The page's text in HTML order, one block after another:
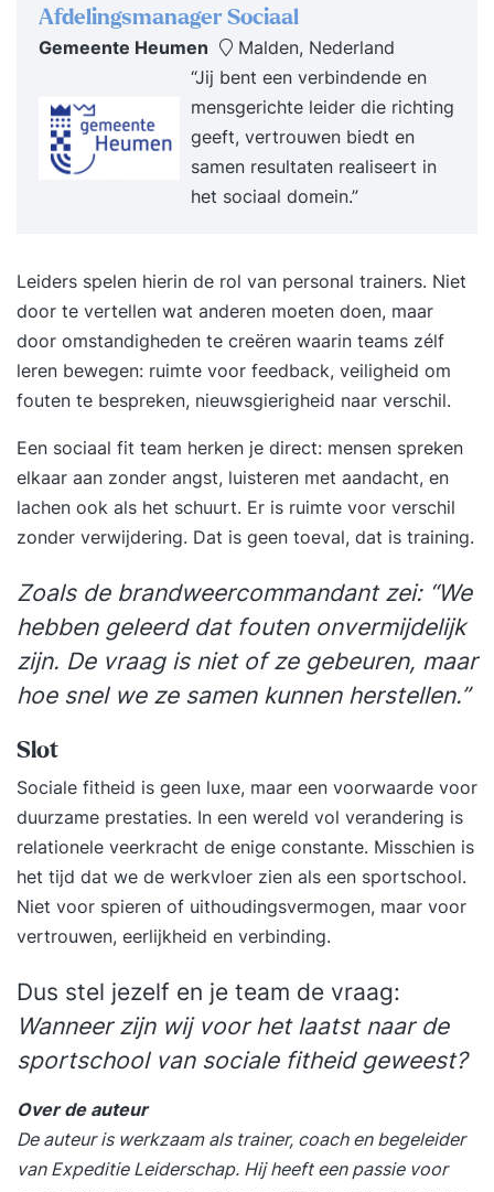
programma vinden samen met informatie over
ons, onze werkwijze en referenties. TrainingKorte
sessies die praktisch ingesteld zijn. Bij jou op
locatie of bij ons, wat jij het prettigst vindt. Van
het drielandenpunt tot Terschelling. SupportNa
de training blijft Supertrainer voor je klaarstaan.
Je krijgt een hand-out en persoonlijk actieplan.
ons altijd bellen. Ook bellen wij jou zo nu en dan
eens op om te vragen hoe het gaat. We willen
namelijk dat je blijvend tevreden bent met de
training. Vragen aan Supertrainer?Heb je een
vraag die nog niet is beantwoord? Vraag dan de
gratis brochure aan. Zo kunnen we contact met je
opnemen en je verder helpen. Hopelijk tot snel!
Afdelingsmanager Sociaal
Gemeente Heumen
Malden, Nederland
“Jij bent een verbindende en
mensgerichte leider die richting
geeft, vertrouwen biedt en
samen resultaten realiseert in
het sociaal domein.”
Leiders spelen hierin de rol van personal trainers. Niet
door te vertellen wat anderen moeten doen, maar
door omstandigheden te creëren waarin teams zélf
leren bewegen: ruimte voor feedback, veiligheid om
fouten te bespreken, nieuwsgierigheid naar verschil.
Een sociaal fit team herken je direct: mensen spreken
elkaar aan zonder angst, luisteren met aandacht, en
lachen ook als het schuurt. Er is ruimte voor verschil
zonder verwijdering. Dat is geen toeval, dat is training.
Zoals de brandweercommandant zei: “We
hebben geleerd dat fouten onvermijdelijk
zijn. De vraag is niet of ze gebeuren, maar
hoe snel we ze samen kunnen herstellen.”
Slot
Sociale fitheid is geen luxe, maar een voorwaarde voor
duurzame prestaties. In een wereld vol verandering is
relationele veerkracht de enige constante. Misschien is
het tijd dat we de werkvloer zien als een sportschool.
Niet voor spieren of uithoudingsvermogen, maar voor
vertrouwen, eerlijkheid en verbinding.
Dus stel jezelf en je team de vraag:
Wanneer zijn wij voor het laatst naar de
sportschool van sociale fitheid geweest?
Over de auteur
De auteur is werkzaam als trainer, coach en begeleider
van Expeditie Leiderschap. Hij heeft een passie voor